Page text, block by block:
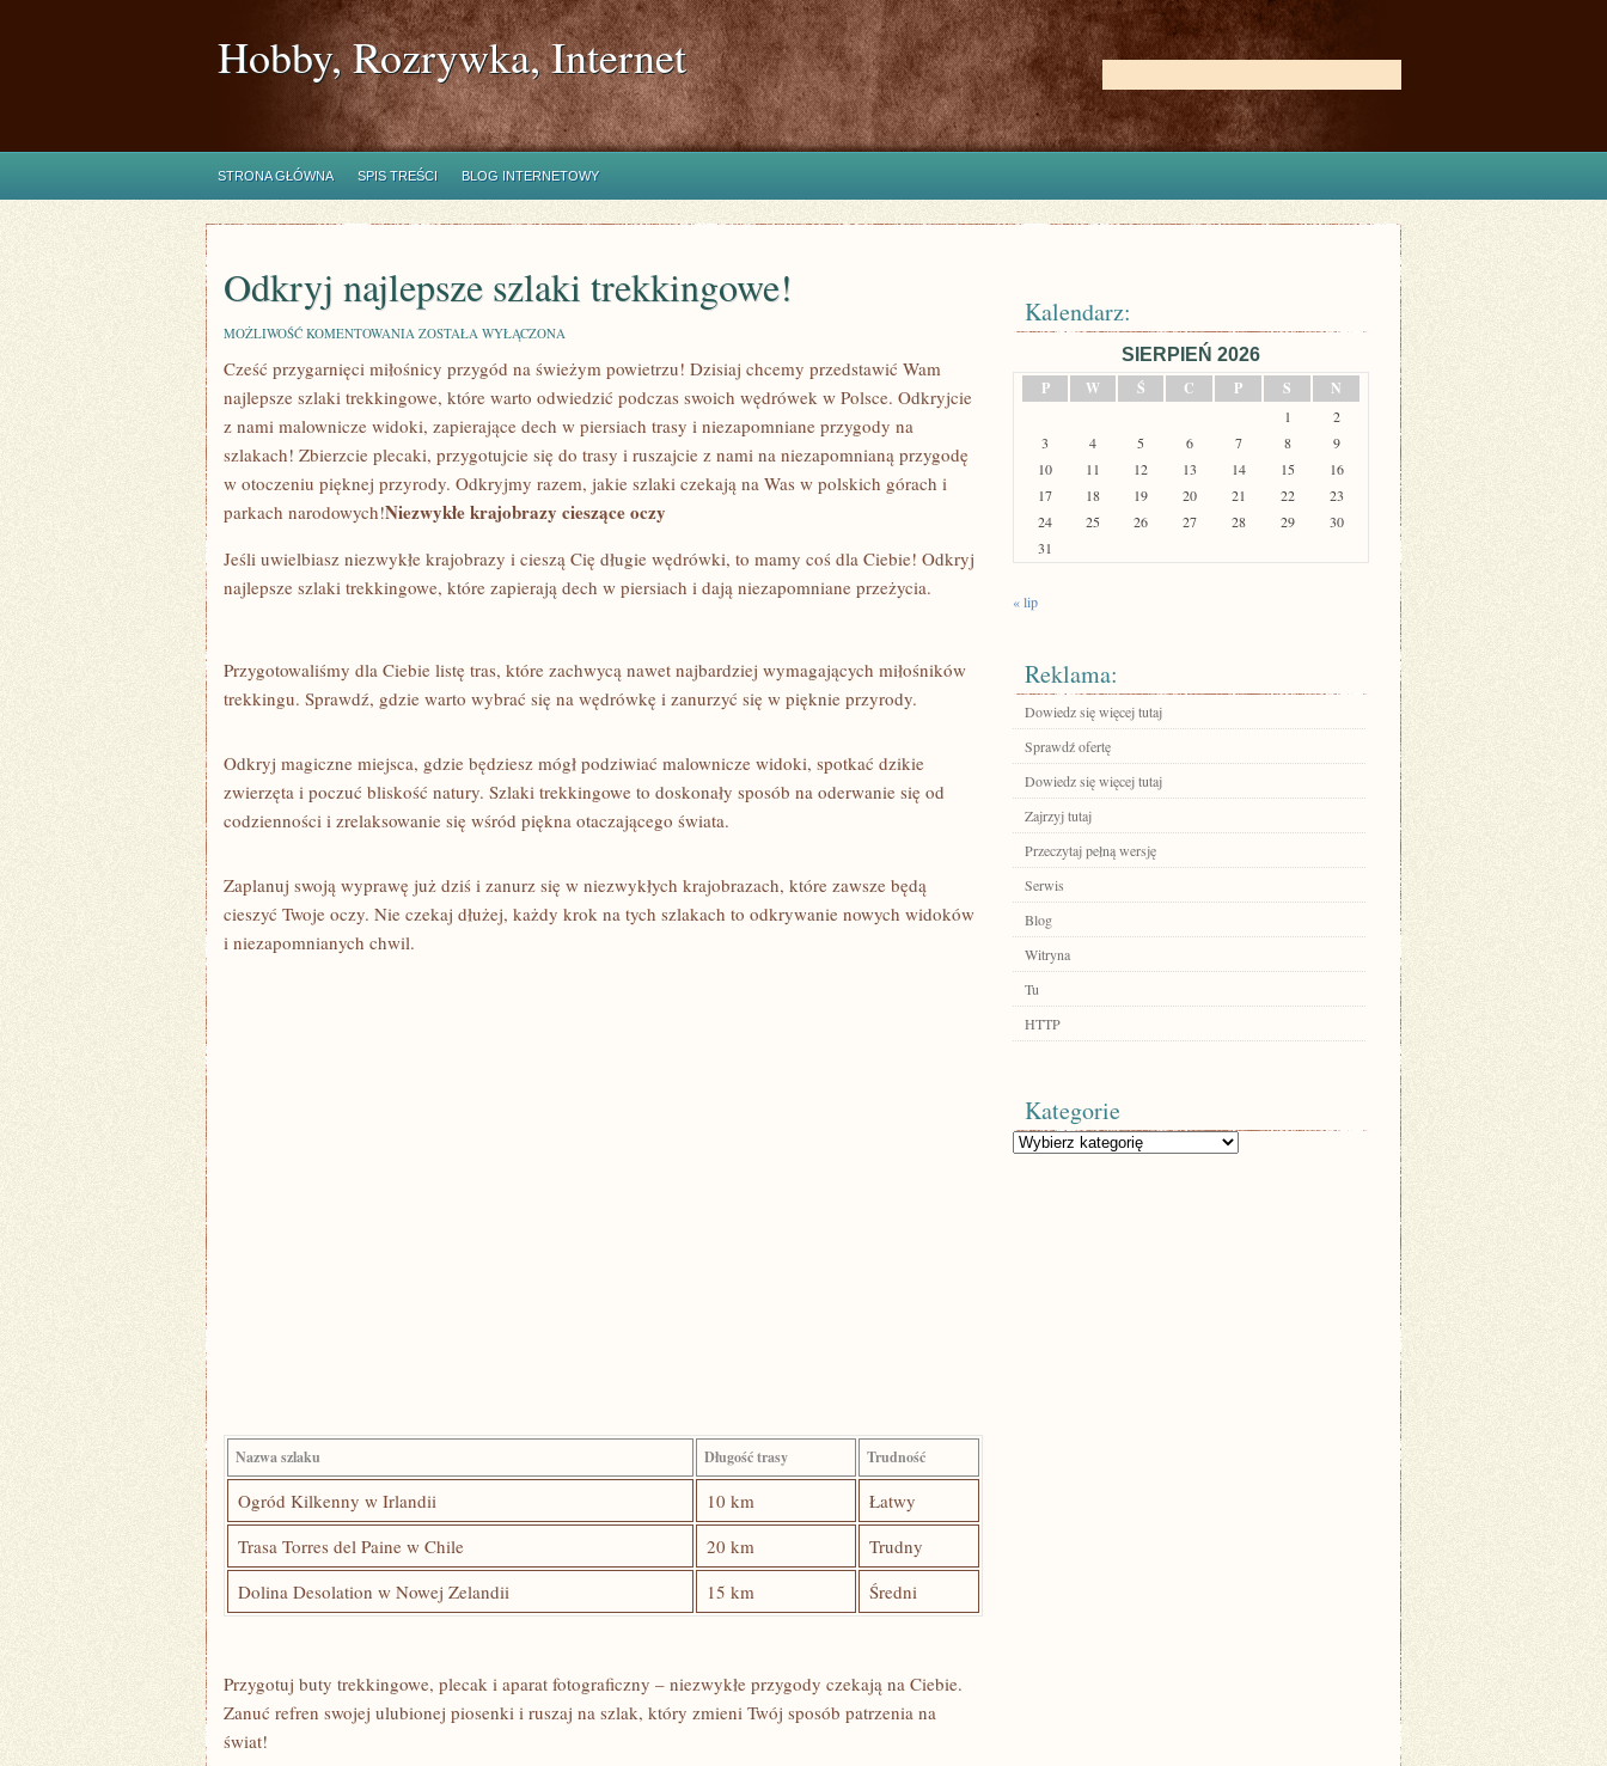
Hobby, Rozrywka, Internet
STRONA GŁÓWNA SPIS TREŚCI BLOG INTERNETOWY
Odkryj najlepsze szlaki trekkingowe!
MOŻLIWOŚĆ KOMENTOWANIA ODKRYJ
SZLAKI
TREKKINGOWE!
ZOSTAŁA WYŁĄCZONA
Cześć przygarnięci miłośnicy ⁤przygód na świeżym powietrzu! Dzisiaj chcemy przedstawić‍ Wam
najlepsze szlaki trekkingowe, które warto odwiedzić⁢ podczas swoich wędrówek w Polsce.⁣ Odkryjcie
z nami malownicze widoki, zapierające dech w piersiach trasy i niezapomniane przygody na
‍szlakach! ‌Zbierzcie‌ plecaki, przygotujcie się do ‍trasy i⁣ ruszajcie z nami na niezapomnianą przygodę
w otoczeniu pięknej przyrody.⁤ Odkryjmy razem, jakie szlaki czekają na Was w polskich górach ⁣i
‍parkach ‍narodowych!Niezwykłe krajobrazy cieszące ‌oczy
Jeśli ⁤uwielbiasz niezwykłe krajobrazy ⁤i cieszą Cię⁢ długie wędrówki, to mamy coś dla Ciebie! Odkryj
najlepsze szlaki ⁣trekkingowe, które zapierają dech w piersiach‍ i dają niezapomniane przeżycia.
Przygotowaliśmy dla Ciebie listę tras, ‍które zachwycą nawet najbardziej wymagających miłośników
trekkingu. Sprawdź, gdzie warto wybrać się na wędrówkę i zanurzyć się w pięknie przyrody.
Odkryj magiczne‌ miejsca, gdzie będziesz mógł podziwiać malownicze widoki, spotkać​ dzikie
zwierzęta i poczuć bliskość natury. Szlaki trekkingowe to doskonały sposób na oderwanie się ⁣od
⁣codzienności i zrelaksowanie się wśród⁢ piękna otaczającego⁣ świata.
Zaplanuj swoją wyprawę⁣ już dziś i zanurz się w niezwykłych krajobrazach, które zawsze będą
cieszyć⁢ Twoje oczy. Nie czekaj dłużej, każdy krok na tych szlakach to ⁢odkrywanie nowych ⁣widoków
i niezapomnianych chwil.
Nazwa szlaku Długość‌ trasy Trudność
Ogród Kilkenny ​w Irlandii 10 km
Łatwy
Trasa Torres del Paine w Chile
20 km
Trudny
Dolina ⁢Desolation w Nowej Zelandii
15 km Średni
Przygotuj buty‌ trekkingowe, ‌plecak i aparat fotograficzny – niezwykłe przygody czekają na Ciebie.
Zanuć refren swojej⁣ ulubionej piosenki i ruszaj na szlak, który zmieni Twój sposób patrzenia na
świat!
Kalendarz:
SIERPIEŃ 2026
P
W Ś C P S N
1
2
3
4 5 6 7 8
9
10
11 12 13 14 15
16
17
18 19 20 21 22
23
24
25 26 27 28 29
30
31
« lip
Reklama:
Dowiedz się więcej tutaj
Sprawdź ofertę
Dowiedz się więcej tutaj
Zajrzyj tutaj
Przeczytaj pełną wersję
Serwis
Blog
Witryna
Tu
HTTP
Kategorie
Kategorie